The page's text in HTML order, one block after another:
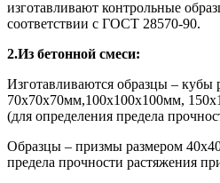
изготавливают контрольные
соответствии с ГОСТ 28570-90.
2.Из бетонной смеси:
Изготавливаются образцы – кубы
70х70х70мм,100х100х100мм,
(для определения предела
Образцы – призмы размером
предела прочности растяжения